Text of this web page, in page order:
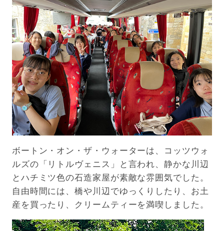
ボートン・オン・ザ・ウォーターは、コッツウォ
ルズの「リトルヴェニス」と言われ、静かな川辺
とハチミツ色の石造家屋が素敵な雰囲気でした。
自由時間には、橋や川辺でゆっくりしたり、お土
産を買ったり、クリームティーを満喫しました。